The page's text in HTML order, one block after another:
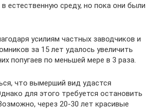
в естественную среду, но пока они были
усилиям частных заводчиков и
за 15 лет удалось увеличить
попугаев по меньшей мере в 3 раза.
что вымерший вид удастся
для этого требуется остановить
через 20-30 лет красивые